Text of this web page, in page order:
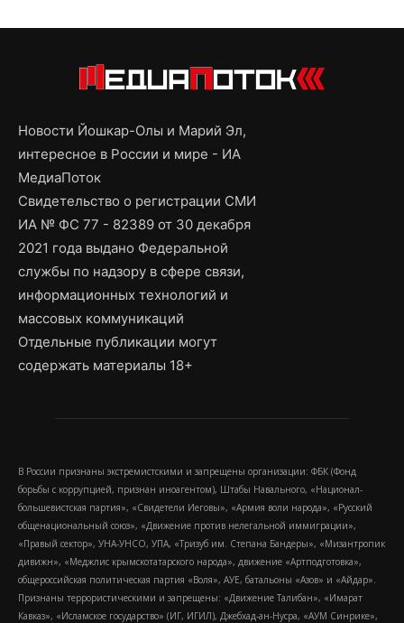
Новости Йошкар-Олы и Марий Эл,
интересное в России и мире - ИА
МедиаПоток
Свидетельство о регистрации СМИ
ИА № ФС 77 - 82389 от 30 декабря
2021 года выдано Федеральной
службы по надзору в сфере связи,
информационных технологий и
массовых коммуникаций
Отдельные публикации могут
содержать материалы 18+
В России признаны экстремистскими и запрещены организации: ФБК (Фонд
борьбы с коррупцией, признан иноагентом), Штабы Навального, «Национал-
большевистская партия», «Свидетели Иеговы», «Армия воли народа», «Русский
общенациональный союз», «Движение против нелегальной иммиграции»,
«Правый сектор», УНА-УНСО, УПА, «Тризуб им. Степана Бандеры», «Мизантропик
дивижн», «Меджлис крымскотатарского народа», движение «Артподготовка»,
общероссийская политическая партия «Воля», АУЕ, батальоны «Азов» и «Айдар».
Признаны террористическими и запрещены: «Движение Талибан», «Имарат
Кавказ», «Исламское государство» (ИГ, ИГИЛ), Джебхад-ан-Нусра, «АУМ Синрике»,